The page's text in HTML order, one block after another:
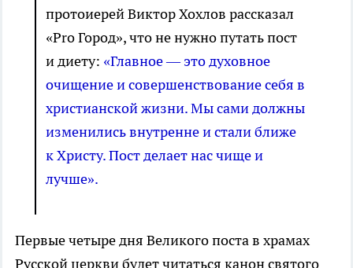
протоиерей Виктор Хохлов рассказал
«Pro Город», что не нужно путать пост
и диету: «Главное — это духовное
очищение и совершенствование себя в
христианской жизни. Мы сами должны
изменились внутренне и стали ближе
к Христу. Пост делает нас чище и
лучше».
Первые четыре дня Великого поста в храмах
Русской церкви будет читаться канон святого